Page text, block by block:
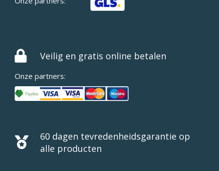
Veilig en gratis online betalen
Onze partners:
60 dagen tevredenheidsgarantie op
alle producten